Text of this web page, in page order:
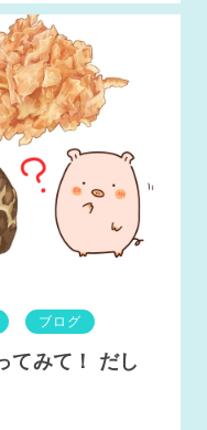
ブログ
てみて！ だし